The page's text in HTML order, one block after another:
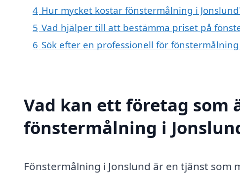
4 Hur mycket kostar fönstermålning i
5 Vad hjälper till att bestämma priset på
6 Sök efter en professionell för
Vad kan ett företag som
fönstermålning i
Fönstermålning i Jonslund är en tjänst